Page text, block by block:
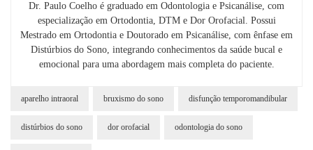
Dr. Paulo Coelho é graduado em Odontologia e Psicanálise, com
especialização em Ortodontia, DTM e Dor Orofacial. Possui
Mestrado em Ortodontia e Doutorado em Psicanálise, com ênfase em
Distúrbios do Sono, integrando conhecimentos da saúde bucal e
emocional para uma abordagem mais completa do paciente.
aparelho intraoral bruxismo do sono disfunção temporomandibular
distúrbios do sono dor orofacial odontologia do sono